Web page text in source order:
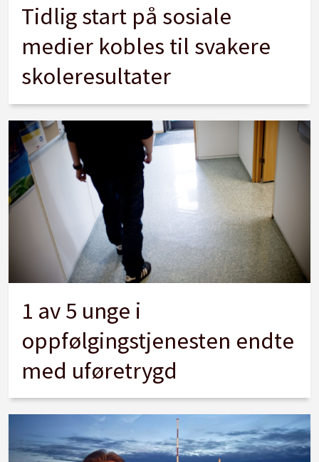
Tidlig start på sosiale
medier kobles til svakere
skoleresultater
1 av 5 unge i
oppfølgingstjenesten endte
med uføretrygd